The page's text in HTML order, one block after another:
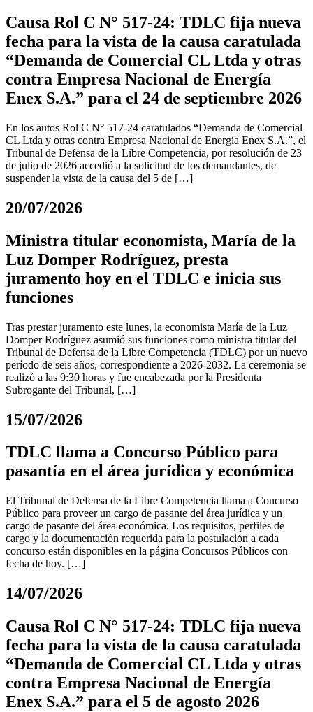
Causa Rol C N° 517-24: TDLC fija nueva
fecha para la vista de la causa caratulada
“Demanda de Comercial CL Ltda y otras
contra Empresa Nacional de Energía
Enex S.A.” para el 24 de septiembre 2026
En los autos Rol C N° 517-24 caratulados “Demanda de Comercial
CL Ltda y otras contra Empresa Nacional de Energía Enex S.A.”, el
Tribunal de Defensa de la Libre Competencia, por resolución de 23
de julio de 2026 accedió a la solicitud de los demandantes, de
suspender la vista de la causa del 5 de […]
20/07/2026
Ministra titular economista, María de la
Luz Domper Rodríguez, presta
juramento hoy en el TDLC e inicia sus
funciones
Tras prestar juramento este lunes, la economista María de la Luz
Domper Rodríguez asumió sus funciones como ministra titular del
Tribunal de Defensa de la Libre Competencia (TDLC) por un nuevo
período de seis años, correspondiente a 2026-2032. La ceremonia se
realizó a las 9:30 horas y fue encabezada por la Presidenta
Subrogante del Tribunal, […]
15/07/2026
TDLC llama a Concurso Público para
pasantía en el área jurídica y económica
El Tribunal de Defensa de la Libre Competencia llama a Concurso
Público para proveer un cargo de pasante del área jurídica y un
cargo de pasante del área económica. Los requisitos, perfiles de
cargo y la documentación requerida para la postulación a cada
concurso están disponibles en la página Concursos Públicos con
fecha de hoy. […]
14/07/2026
Causa Rol C N° 517-24: TDLC fija nueva
fecha para la vista de la causa caratulada
“Demanda de Comercial CL Ltda y otras
contra Empresa Nacional de Energía
Enex S.A.” para el 5 de agosto 2026